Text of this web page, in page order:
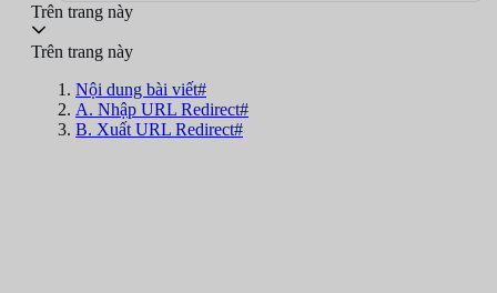
Trên trang này
Trên trang này
Nội dung bài viết#
A. Nhập URL Redirect#
B. Xuất URL Redirect#